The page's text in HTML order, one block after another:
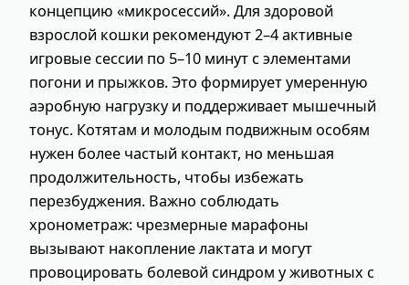
концепцию «микросессий». Для здоровой
взрослой кошки рекомендуют 2–4 активные
игровые сессии по 5–10 минут с элементами
погони и прыжков. Это формирует умеренную
аэробную нагрузку и поддерживает мышечный
тонус. Котятам и молодым подвижным особям
нужен более частый контакт, но меньшая
продолжительность, чтобы избежать
перезбуджения. Важно соблюдать
хронометраж: чрезмерные марафоны
вызывают накопление лактата и могут
провоцировать болевой синдром у животных с